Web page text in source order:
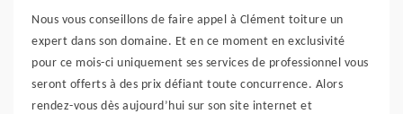
Nous vous conseillons de faire appel à Clément toiture un
expert dans son domaine. Et en ce moment en exclusivité
pour ce mois-ci uniquement ses services de professionnel vous
seront offerts à des prix défiant toute concurrence. Alors
rendez-vous dès aujourd’hui sur son site internet et